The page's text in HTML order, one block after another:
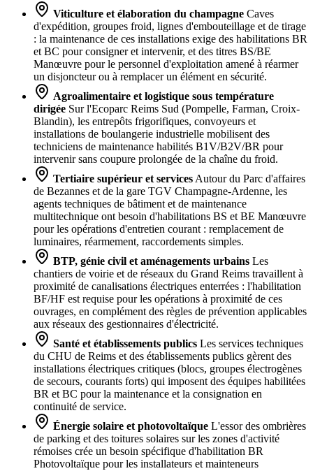
Viticulture et élaboration du champagne Caves
d'expédition, groupes froid, lignes d'embouteillage et de tirage
: la maintenance de ces installations exige des habilitations BR
et BC pour consigner et intervenir, et des titres BS/BE
Manœuvre pour le personnel d'exploitation amené à réarmer
un disjoncteur ou à remplacer un élément en sécurité.
Agroalimentaire et logistique sous température
dirigée Sur l'Ecoparc Reims Sud (Pompelle, Farman, Croix-
Blandin), les entrepôts frigorifiques, convoyeurs et
installations de boulangerie industrielle mobilisent des
techniciens de maintenance habilités B1V/B2V/BR pour
intervenir sans coupure prolongée de la chaîne du froid.
Tertiaire supérieur et servicesAutour du Parc d'affaires
de Bezannes et de la gare TGV Champagne-Ardenne, les
agents techniques de bâtiment et de maintenance
multitechnique ont besoin d'habilitations BS et BE Manœuvre
pour les opérations d'entretien courant : remplacement de
luminaires, réarmement, raccordements simples.
BTP, génie civil et aménagements urbains Les
chantiers de voirie et de réseaux du Grand Reims travaillent à
proximité de canalisations électriques enterrées : l'habilitation
BF/HF est requise pour les opérations à proximité de ces
ouvrages, en complément des règles de prévention applicables
aux réseaux des gestionnaires d'électricité.
Santé et établissements publics Les services techniques
du CHU de Reims et des établissements publics gèrent des
installations électriques critiques (blocs, groupes électrogènes
de secours, courants forts) qui imposent des équipes habilitées
BR et BC pour la maintenance et la consignation en
continuité de service.
Énergie solaire et photovoltaïque L'essor des ombrières
de parking et des toitures solaires sur les zones d'activité
rémoises crée un besoin spécifique d'habilitation BR
Photovoltaïque pour les installateurs et mainteneurs